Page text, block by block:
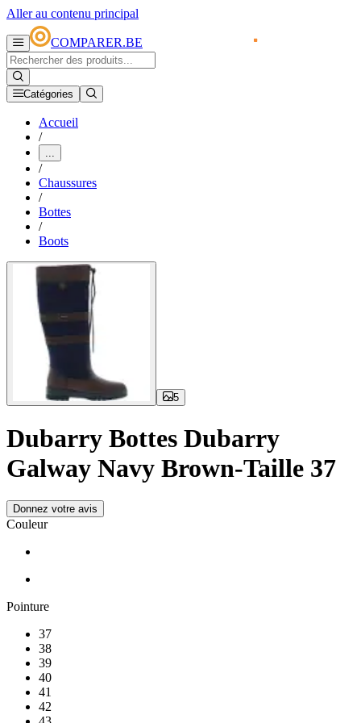
Aller au contenu principal
COMPARER.BE
Catégories
Accueil
/
...
/
Chaussures
/
Bottes
/
Boots
5
Dubarry Bottes Dubarry
Galway Navy Brown-Taille 37
Donnez votre avis
Couleur
Pointure
37
38
39
40
41
42